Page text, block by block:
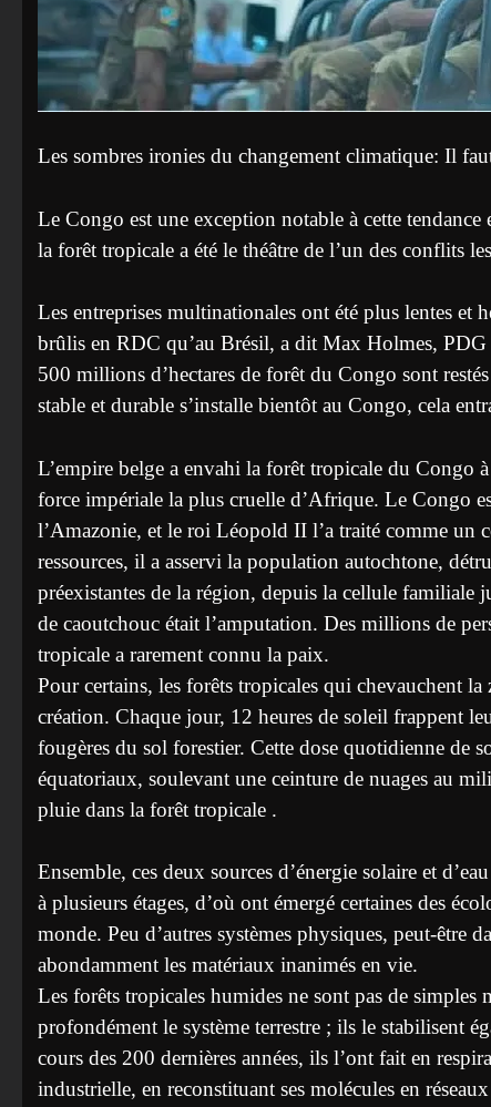
Les sombres ironies du changement climatique: Il
Le Congo est une exception notable à cette
la forêt tropicale a été le théâtre de l’un des conflits
Les entreprises multinationales ont été plus lentes et
brûlis en RDC qu’au Brésil, a dit Max Holmes,
500 millions d’hectares de forêt du Congo sont
stable et durable s’installe bientôt au Congo, cela
L’empire belge a envahi la forêt tropicale du Congo
force impériale la plus cruelle d’Afrique. Le Congo
l’Amazonie, et le roi Léopold II l’a traité comme un
ressources, il a asservi la population autochtone,
préexistantes de la région, depuis la cellule familiale
de caoutchouc était l’amputation. Des millions de
tropicale a rarement connu la paix.
Pour certains, les forêts tropicales qui chevauchent
création. Chaque jour, 12 heures de soleil frappent
fougères du sol forestier. Cette dose quotidienne de
équatoriaux, soulevant une ceinture de nuages au
pluie dans la forêt tropicale .
Ensemble, ces deux sources d’énergie solaire et
à plusieurs étages, d’où ont émergé certaines des
monde. Peu d’autres systèmes physiques, peut-être
abondamment les matériaux inanimés en vie.
Les forêts tropicales humides ne sont pas de
profondément le système terrestre ; ils le stabilisent
cours des 200 dernières années, ils l’ont fait en
industrielle, en reconstituant ses molécules en